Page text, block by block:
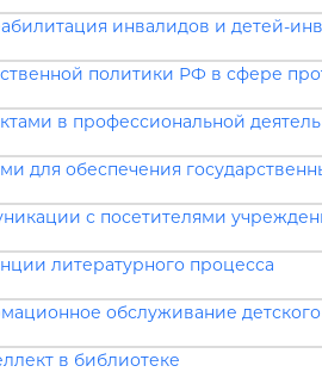
инвалидов и детей-
политики РФ в сфере
в профессиональной
для обеспечения
с посетителями
литературного процесса
обслуживание
в библиотеке